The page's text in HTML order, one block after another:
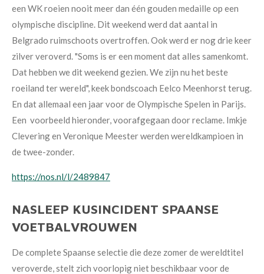
een WK roeien nooit meer dan één gouden medaille op een
olympische discipline. Dit weekend werd dat aantal in
Belgrado ruimschoots overtroffen. Ook werd er nog drie keer
zilver veroverd. "Soms is er een moment dat alles samenkomt.
Dat hebben we dit weekend gezien. We zijn nu het beste
roeiland ter wereld", keek bondscoach Eelco Meenhorst terug.
En dat allemaal een jaar voor de Olympische Spelen in Parijs.
Een voorbeeld hieronder, voorafgegaan door reclame. Imkje
Clevering en Veronique Meester werden wereldkampioen in
de twee-zonder.
https://nos.nl/l/2489847
NASLEEP KUSINCIDENT SPAANSE
VOETBALVROUWEN
De complete Spaanse selectie die deze zomer de wereldtitel
veroverde, stelt zich voorlopig niet beschikbaar voor de